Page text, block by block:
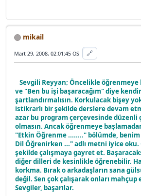
mikail
Mart 29, 2008, 02:01:45 ÖS 🔗
Sevgili Reyyan; Öncelikle
ve "Ben bu işi başaracağım" diye
şartlandırmalısın. Korkulacak bişey
istikrarlı bir şekilde derslere devam
azar bu program çerçevesinde düzenli
olmasın. Ancak öğrenmeye
"Etkin Öğrenme ........" bölümde, benim
Dil Öğrenirken ..." adlı metni iyice
şekilde çalışmaya gayret et.
diğer dilleri de kesinlikle öğrenebilir.
korkma. Bırak o arkadaşların sana
değil. Sen çok çalışarak onları mahçup
Sevgiler, başarılar.